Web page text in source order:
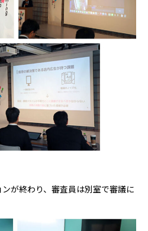
が終わり、審査員は別室で審議に